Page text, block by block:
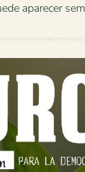
aparecer